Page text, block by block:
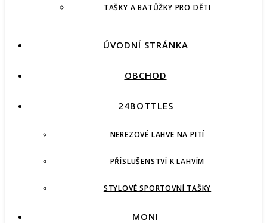
TAŠKY A BATŮŽKY PRO DĚTI
ÚVODNÍ STRÁNKA
OBCHOD
24BOTTLES
NEREZOVÉ LAHVE NA PITÍ
PŘÍSLUŠENSTVÍ K LAHVÍM
STYLOVÉ SPORTOVNÍ TAŠKY
MONI